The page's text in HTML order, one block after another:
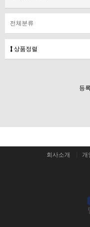
전체분류
상품정렬
등
회사소개 개